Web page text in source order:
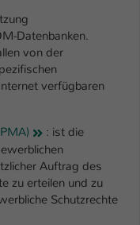
Datenbanken.
von der
verfügbaren
: ist die
Auftrag des
zu erteilen und zu
Schutzrechte